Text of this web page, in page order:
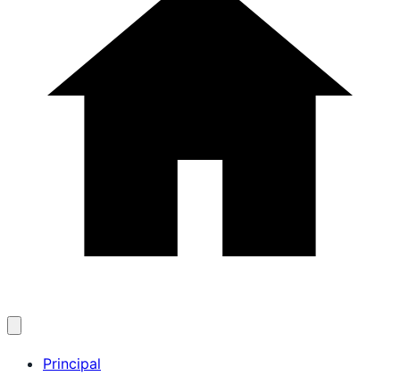
menu
Principal